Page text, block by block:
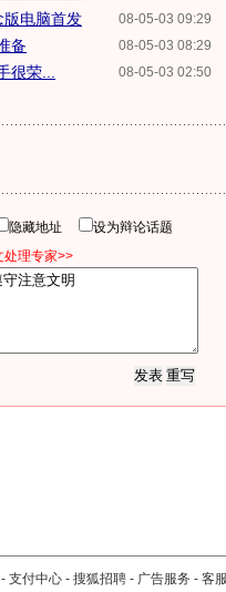
08-05-03 09:29
电脑首发
08-05-03 08:29
备
08-05-03 02:50
很荣...
隐藏地址
设为辩论话题
处理专家>>
- 支付中心 - 搜狐招聘 - 广告服务 - 客